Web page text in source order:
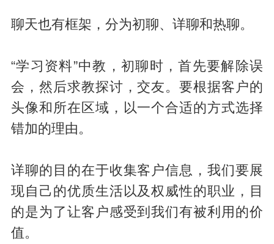
聊天也有框架，分为初聊、详聊和热聊。
“学习资料”中教，初聊时，首先要解除误
会，然后求教探讨，交友。要根据客户的
头像和所在区域，以一个合适的方式选择
错加的理由。
详聊的目的在于收集客户信息，我们要展
现自己的优质生活以及权威性的职业，目
的是为了让客户感受到我们有被利用的价
值。